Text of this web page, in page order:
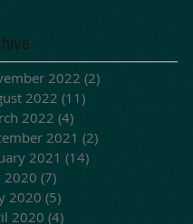
2022 (2)
2022 (11)
2022 (4)
2021 (2)
2021 (14)
2020 (7)
2020 (5)
2020 (4)